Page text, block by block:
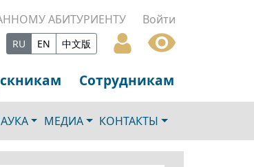
АБИТУРИЕНТУ Войти
RU EN 中文版
Сотрудникам
МЕДИА КОНТАКТЫ